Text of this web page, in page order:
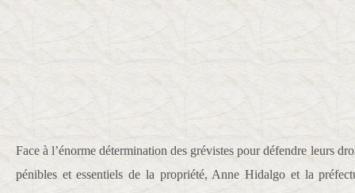
Face à l’énorme détermination des grévistes pour défendre leurs
pénibles et essentiels de la propriété, Anne Hidalgo et la